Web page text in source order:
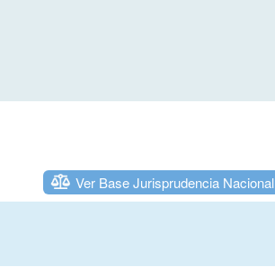
Ver Base Jurisprudencia Nacional